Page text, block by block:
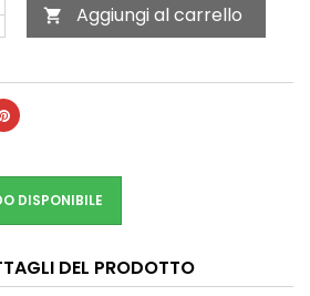
 Aggiungi al carrello
DISPONIBILE
DEL PRODOTTO